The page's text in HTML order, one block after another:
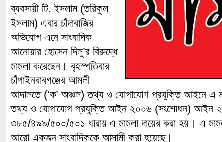
ব্যবসায়ী টি. ইসলাম (তরিকুল
ইসলাম) এবার চাঁদাবাজির
অভিযোগ এনে সাংবাদিক
আনোয়ার হোসেন দিলু’র বিরুদ্ধে
মামলা করেছেন। বৃহস্পতিবার
চাঁপাইনবাবগঞ্জের আমলী
আদালতে (‘ক’ অঞ্চল) তথ্য ও যোগাযোগ প্রযুক্তি আইনে এ
তথ্য ও যোগাযোগ প্রযুক্তি আইন ২০০৬ (সংশোধন) আইন
৩৮৫/৪৯৯/৫০০/৫০১ ধারায় এ মামলা দায়ের করা হয়। এ
আরো একজন সাংবাদিককে আসামী করা হয়েছে।